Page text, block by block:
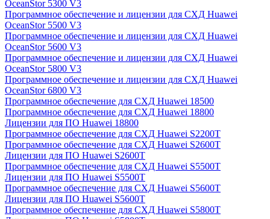
OceanStor 5300 V3
Программное обеспечение и лицензии для СХД Huawei
OceanStor 5500 V3
Программное обеспечение и лицензии для СХД Huawei
OceanStor 5600 V3
Программное обеспечение и лицензии для СХД Huawei
OceanStor 5800 V3
Программное обеспечение и лицензии для СХД Huawei
OceanStor 6800 V3
Программное обеспечение для СХД Huawei 18500
Программное обеспечение для СХД Huawei 18800
Лицензии для ПО Huawei 18800
Программное обеспечение для СХД Huawei S2200T
Программное обеспечение для СХД Huawei S2600T
Лицензии для ПО Huawei S2600T
Программное обеспечение для СХД Huawei S5500T
Лицензии для ПО Huawei S5500T
Программное обеспечение для СХД Huawei S5600T
Лицензии для ПО Huawei S5600T
Программное обеспечение для СХД Huawei S5800T